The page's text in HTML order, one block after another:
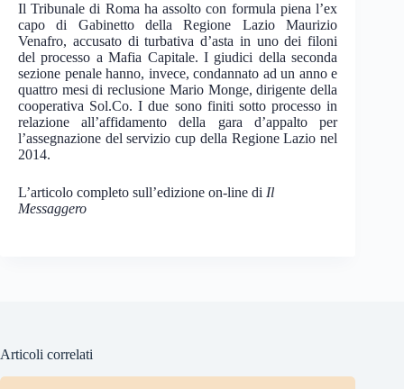
Il Tribunale di Roma ha assolto con formula piena l’ex
capo di Gabinetto della Regione Lazio Maurizio
Venafro, accusato di turbativa d’asta in uno dei filoni
del processo a Mafia Capitale. I giudici della seconda
sezione penale hanno, invece, condannato ad un anno e
quattro mesi di reclusione Mario Monge, dirigente della
cooperativa Sol.Co. I due sono finiti sotto processo in
relazione all’affidamento della gara d’appalto per
l’assegnazione del servizio cup della Regione Lazio nel
2014.
L’articolo completo sull’edizione on-line di Il
Messaggero
Articoli correlati